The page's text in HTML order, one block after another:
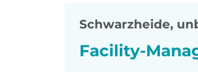
Schwarzheide,
Facility-